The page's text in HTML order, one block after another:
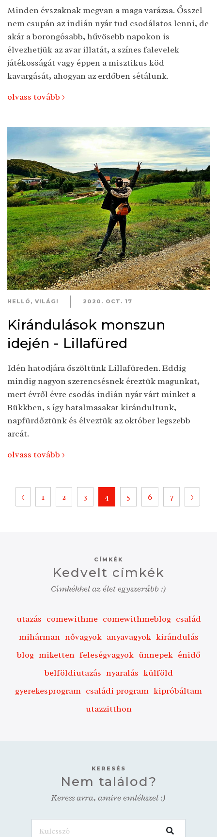
Minden évszaknak megvan a maga varázsa. Ősszel
nem csupán az indián nyár tud csodálatos lenni, de
akár a borongósabb, hűvösebb napokon is
élvezhetjük az avar illatát, a színes falevelek
játékosságát vagy éppen a misztikus köd
kavargását, ahogyan az erdőben sétálunk.
olvass tovább >
HELLÓ, VILÁG! 2020. OCT. 17
Kirándulások monszun
idején - Lillafüred
Idén hatodjára őszöltünk Lillafüreden. Eddig
mindig nagyon szerencsésnek éreztük magunkat,
mert évről évre csodás indián nyár várt minket a
Bükkben, s így hatalmasakat kirándultunk,
napfürdőztünk és élveztük az október legszebb
arcát.
olvass tovább >
< 1 2 3 4 5 6 7 >
CÍMKÉK
Kedvelt címkék
Címkékkel az élet egyszerűbb :)
utazás comewithme comewithmeblog család
mihárman nővagyok anyavagyok kirándulás
blog miketten feleségvagyok ünnepek énidő
belföldiutazás nyaralás külföld
gyerekesprogram családi program kipróbáltam
utazzitthon
KERESÉS
Nem találod?
Keress arra, amire emlékszel :)